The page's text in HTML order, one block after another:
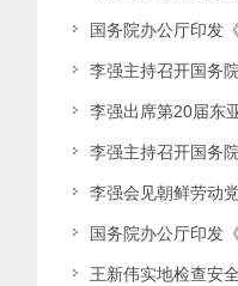
国务院办公厅印发
李强主持召开国务
李强出席第20届东
李强主持召开国务
李强会见朝鲜劳动
国务院办公厅印发
王新伟实地检查安